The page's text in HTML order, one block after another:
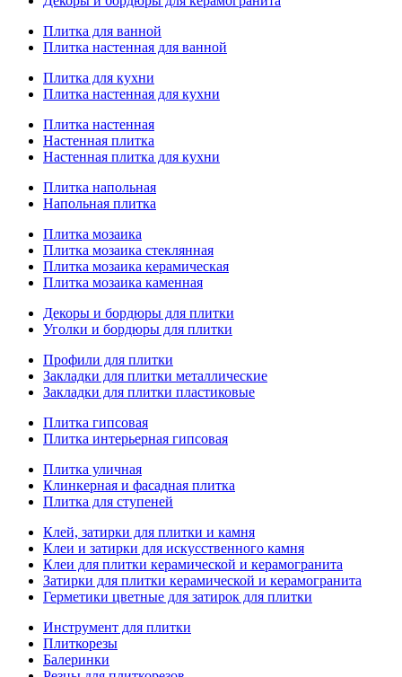
Плитка для ванной
Плитка настенная для ванной
Плитка для кухни
Плитка настенная для кухни
Плитка настенная
Настенная плитка
Настенная плитка для кухни
Плитка напольная
Напольная плитка
Плитка мозаика
Плитка мозаика стеклянная
Плитка мозаика керамическая
Плитка мозаика каменная
Декоры и бордюры для плитки
Уголки и бордюры для плитки
Профили для плитки
Закладки для плитки металлические
Закладки для плитки пластиковые
Плитка гипсовая
Плитка интерьерная гипсовая
Плитка уличная
Клинкерная и фасадная плитка
Плитка для ступеней
Клей, затирки для плитки и камня
Клеи и затирки для искусственного камня
Клеи для плитки керамической и керамогранита
Затирки для плитки керамической и керамогранита
Герметики цветные для затирок для плитки
Инструмент для плитки
Плиткорезы
Балеринки